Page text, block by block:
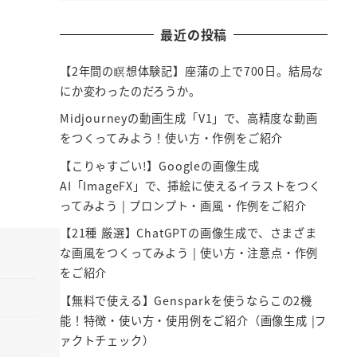
最近の投稿
【2年間の瞑想体験記】座蒲の上で700日。結局な
にか変わったのだろうか。
Midjourneyの動画生成「V1」で、高精度な動画
をつくってみよう！使い方・作例をご紹介
【こりゃすごい!】Googleの画像生成
AI「ImageFX」で、挿絵に使えるイラストをつく
ってみよう | プロンプト・画風・作例をご紹介
【21種 厳選】ChatGPTの画像生成で、さまざま
な画風をつくってみよう | 使い方・注意点・作例
をご紹介
【無料で使える】Gensparkを使うならこの2機
能！特徴・使い方・使用例をご紹介（画像生成 |フ
ァクトチェック）